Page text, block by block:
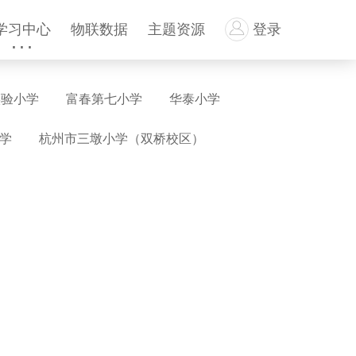
习中心 物联数据 主题资源 登录
小学 富春第七小学 华泰小学
杭州市三墩小学（双桥校区）